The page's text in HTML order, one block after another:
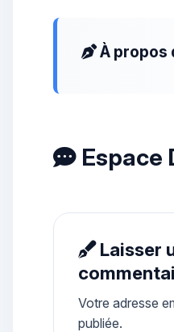
À propos
Espace
Laisser
Votre adresse
publiée.